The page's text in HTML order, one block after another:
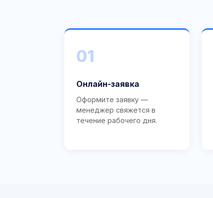
01
Онлайн-заявка
Оформите заявку —
менеджер свяжется в
течение рабочего дня.